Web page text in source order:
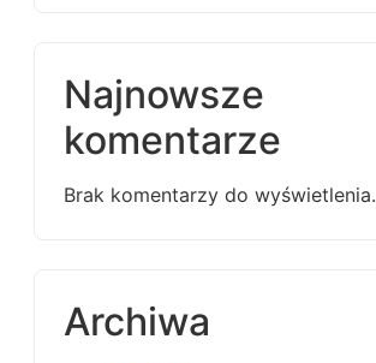
Najnowsze
komentarze
Brak komentarzy do wyświetlenia.
Archiwa